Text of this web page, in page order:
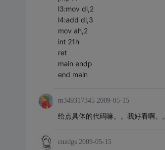
l3:mov dl,2
l4:add dl,3
mov ah,2
int 21h
ret
main endp
end main
m349317345 2009-05-15
给点具体的代码嘛。。我好看啊。。
cnzdgs 2009-05-15